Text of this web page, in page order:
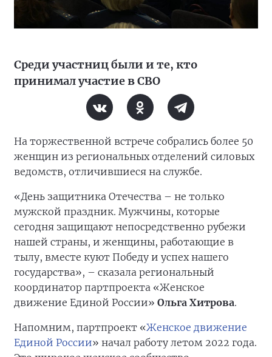
Среди участниц были и те, кто
принимал участие в СВО
На торжественной встрече собрались более 50
женщин из региональных отделений силовых
ведомств, отличившиеся на службе.
«День защитника Отечества – не только
мужской праздник. Мужчины, которые
сегодня защищают непосредственно рубежи
нашей страны, и женщины, работающие в
тылу, вместе куют Победу и успех нашего
государства», – сказала региональный
координатор партпроекта «Женское
движение Единой России» Ольга Хитрова.
Напомним, партпроект «Женское движение
Единой России» начал работу летом 2022 года.